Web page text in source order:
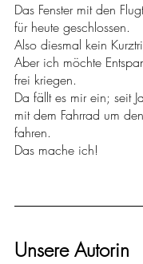
Das Fenster mit den
für heute geschlossen.
Also diesmal kein
Aber ich möchte
frei kriegen.
Da fällt es mir ein; seit
mit dem Fahrrad um
fahren.
Das mache ich!
Unsere Autorin